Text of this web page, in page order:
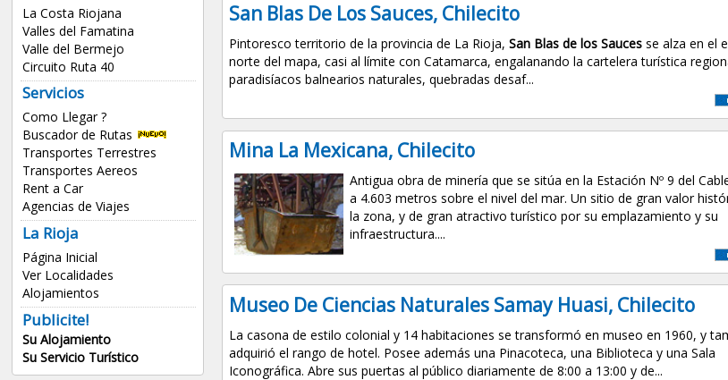
La Costa Riojana
Valles del Famatina
Valle del Bermejo
Circuito Ruta 40
Servicios
Como Llegar ?
Buscador de Rutas
Transportes Terrestres
Transportes Aereos
Rent a Car
Agencias de Viajes
La Rioja
Página Inicial
Ver Localidades
Alojamientos
Publicite!
Su Alojamiento
Su Servicio Turístico
San Blas De Los Sauces, Chilecito
Pintoresco territorio de la provincia de La Rioja, San Blas de los Saucesse alza en el
norte del mapa, casi al límite con Catamarca, engalanando la cartelera turística
paradisíacos balnearios naturales, quebradas desaf...
Mina La Mexicana, Chilecito
Antigua obra de minería que se sitúa en la Estación Nº 9 del
a 4.603 metros sobre el nivel del mar. Un sitio de gran valor
la zona, y de gran atractivo turístico por su emplazamiento y su
infraestructura....
Museo De Ciencias Naturales Samay Huasi, Chilecito
La casona de estilo colonial y 14 habitaciones se transformó en museo en 1960, y
adquirió el rango de hotel. Posee además una Pinacoteca, una Biblioteca y una Sala
Iconográfica. Abre sus puertas al público diariamente de 8:00 a 13:00 y de...